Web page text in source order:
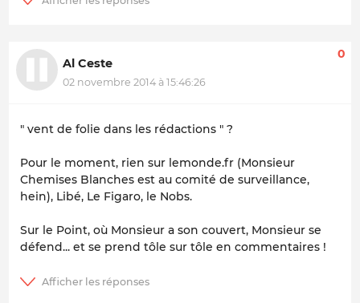
Al Ceste
02 novembre 2014 à 15:46:26
0
" vent de folie dans les rédactions " ?
Pour le moment, rien sur lemonde.fr (Monsieur
Chemises Blanches est au comité de surveillance,
hein), Libé, Le Figaro, le Nobs.
Sur le Point, où Monsieur a son couvert, Monsieur se
défend... et se prend tôle sur tôle en commentaires !